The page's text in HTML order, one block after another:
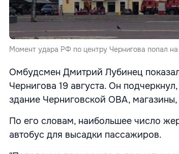
Момент удара РФ по центру Чернигова попал
Омбудсмен Дмитрий Лубинец
Чернигова 19 августа. Он
здание Черниговской ОВА, магазины,
По его словам, наибольшее число
автобус для высадки пассажиров.